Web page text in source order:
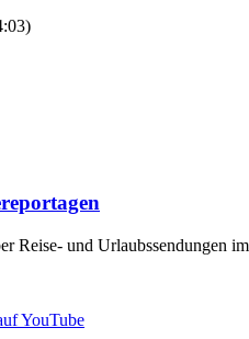
Reise- und Urlaubssendungen
YouTube